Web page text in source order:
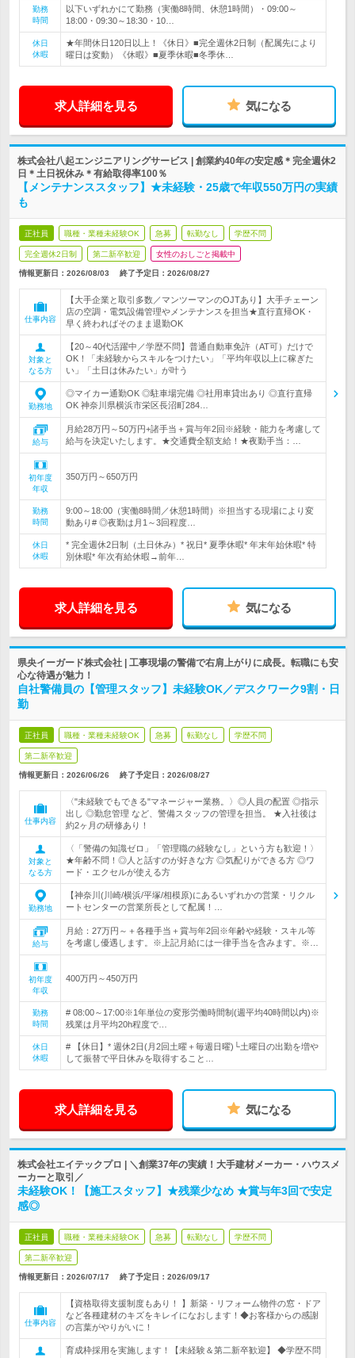
勤務
時間
以下いずれかにて勤務（実働8時間、休憩1時間）・09:00～
18:00・09:30～18:30・10…
休日
休暇
★年間休日120日以上！《休日》■完全週休2日制（配属先により
曜日は変動）《休暇》■夏季休暇■冬季休…
求人詳細を見る 気になる
株式会社八起エンジニアリングサービス | 創業約40年の安定感＊完全週休2
日＊土日祝休み＊有給取得率100％
【メンテナンススタッフ】★未経験・25歳で年収550万円の実績
も
正社員 職種・業種未経験OK 急募 転勤なし 学歴不問
完全週休2日制 第二新卒歓迎 女性のおしごと掲載中
情報更新日：2026/08/03 終了予定日： 2026/08/27
仕事内容
【大手企業と取引多数／マンツーマンのOJTあり】大手チェーン
店の空調・電気設備管理やメンテナンスを担当★直行直帰OK・
早く終わればそのまま退勤OK
対象と
なる方
【20～40代活躍中／学歴不問】普通自動車免許（AT可）だけで
OK！「未経験からスキルをつけたい」「平均年収以上に稼ぎた
い」「土日は休みたい」が叶う
勤務地
◎マイカー通勤OK ◎駐車場完備 ◎社用車貸出あり ◎直行直帰
OK 神奈川県横浜市栄区長沼町284…
給与
月給28万円～50万円+諸手当＋賞与年2回※経験・能力を考慮して
給与を決定いたします。★交通費全額支給！★夜勤手当：…
初年度
年収
350万円～650万円
勤務
時間
9:00～18:00（実働8時間／休憩1時間）※担当する現場により変
動あり# ◎夜勤は月1～3回程度…
休日
休暇
* 完全週休2日制（土日休み）* 祝日* 夏季休暇* 年末年始休暇* 特
別休暇* 年次有給休暇→前年…
求人詳細を見る 気になる
県央イーガード株式会社 | 工事現場の警備で右肩上がりに成長。転職にも安
心な待遇が魅力！
自社警備員の【管理スタッフ】未経験OK／デスクワーク9割・日
勤
正社員 職種・業種未経験OK 急募 転勤なし 学歴不問
第二新卒歓迎
情報更新日：2026/06/26 終了予定日： 2026/08/27
仕事内容
〈"未経験でもできる"マネージャー業務。〉◎人員の配置 ◎指示
出し ◎勤怠管理 など、警備スタッフの管理を担当。 ★入社後は
約2ヶ月の研修あり！
対象と
なる方
〈「警備の知識ゼロ」「管理職の経験なし」という方も歓迎！〉
★年齢不問！◎人と話すのが好きな方 ◎気配りができる方 ◎ワ
ード・エクセルが使える方
勤務地
【神奈川(川崎/横浜/平塚/相模原)にあるいずれかの営業・リクル
ートセンターの営業所長として配属！…
給与
月給：27万円～＋各種手当＋賞与年2回※年齢や経験・スキル等
を考慮し優遇します。※上記月給には一律手当を含みます。※…
初年度
年収
400万円～450万円
勤務
時間
# 08:00～17:00※1年単位の変形労働時間制(週平均40時間以内)※
残業は月平均20h程度で…
休日
休暇
# 【休日】* 週休2日(月2回土曜＋毎週日曜)└土曜日の出勤を増や
して振替で平日休みを取得すること…
求人詳細を見る 気になる
株式会社エイテックプロ | ＼創業37年の実績！大手建材メーカー・ハウスメ
ーカーと取引／
未経験OK！【施工スタッフ】★残業少なめ ★賞与年3回で安定
感◎
正社員 職種・業種未経験OK 急募 転勤なし 学歴不問
第二新卒歓迎
情報更新日：2026/07/17 終了予定日： 2026/09/17
仕事内容
【資格取得支援制度もあり！ 】新築・リフォーム物件の窓・ドア
など各種建材のキズをキレイになおします！◆お客様からの感謝
の言葉がやりがいに！
育成枠採用を実施します！【未経験＆第二新卒歓迎】 ◆学歴不問